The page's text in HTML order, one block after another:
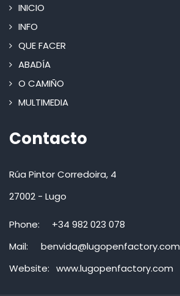
INICIO
INFO
QUE FACER
ABADÍA
O CAMIÑO
MULTIMEDIA
Contacto
Rúa Pintor Corredoira, 4
27002 - Lugo
Phone:
+34 982 023 078
Mail:
benvida@lugopenfactory.com
Website: www.lugopenfactory.com